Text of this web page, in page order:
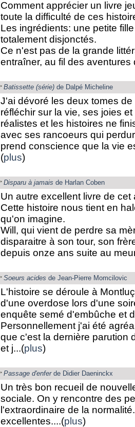
Comment apprécier un livre
toute la difficulté de ces
Les ingrédients: une petite
totalement disjonctés.
Ce n'est pas de la grande
entraîner, au fil des aventures
Batissette (série)de Dalpé Micheline
J'ai dévoré les deux tomes
réfléchir sur la vie, ses joies
réalistes et les histoires ne
avec ses rancoeurs qui
prend conscience que la vie
(plus)
Disparu à jamais de Harlan Coben
Un autre excellent livre de cet
Cette histoire nous tient en
qu'on imagine.
Will, qui vient de perdre sa
disparaitre à son tour, son
depuis onze ans suite au
Soeurs acides de Jean-Pierre Momcilovic
L'histoire se déroule à
d'une overdose lors d'une
enquête semé d'embûche et
Personnellement j'ai été
que c'est la dernière parution
et j...(plus)
Passage d'enferde Didier Daeninckx
Un très bon recueil de
sociale. On y rencontre des
l'extraordinaire de la
excellentes....(plus)